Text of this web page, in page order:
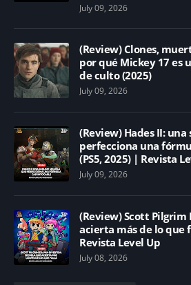
July 09, 2026
(Review) Clones,
por qué Mickey 17 es
de culto (2025)
July 09, 2026
(Review) Hades II: una
perfecciona una
(PS5, 2025) | Revista
July 09, 2026
(Review) Scott Pilgrim
acierta más de lo que
Revista Level Up
July 08, 2026